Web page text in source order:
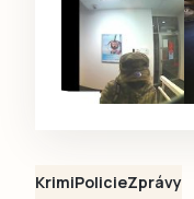
KrimiPolicieZprávy